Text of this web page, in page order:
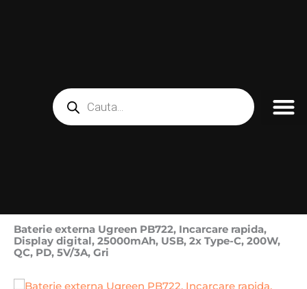
Products
search
Baterie externa Ugreen PB722, Incarcare rapida,
Display digital, 25000mAh, USB, 2x Type-C, 200W,
QC, PD, 5V/3A, Gri